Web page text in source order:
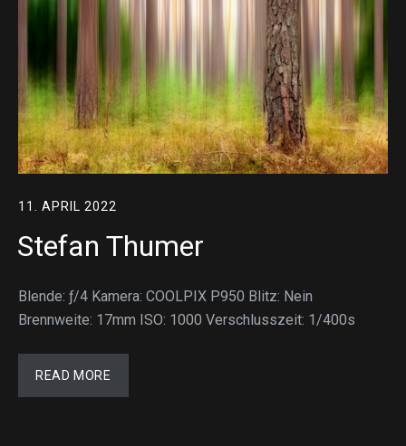
11. APRIL 2022
Stefan Thumer
Blende: ƒ/4 Kamera: COOLPIX P950 Blitz: Nein
Brennweite: 17mm ISO: 1000 Verschlusszeit: 1/400s
READ MORE